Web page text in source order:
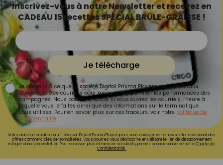
Inscrivez-vous à notre Newsletter et recevez en
CADEAU 15 recettes SPÉCIAL BRÛLE-GRAISSE !
Je télécharge
Je consens à ce que la société Digital Prisma Players analyse le taux
d'ouverture des courriels pour mesurer et optimiser les performances des
campagnes. Nous pourrons savoir si vous ouvrez les courriels, l'heure à
laquelle vous le faites ainsi que des informations sur le terminal que
vous utilisez. Pour en savoir plus sur ces traceurs, voir notre politique de
confidentialité.
Votre adresse email sera utilisée par Digital Prisma Playerspour vous envoyer votre newsletter contenant des
offres commerciales personnalisées. Vous pourrez vous désinscrire en utilisant le lien de désabonnement
intégré dans la newsletter. Pour en savoir plus et exercer vos droits, prenez connaissance de notreCharte de
Confidentialité.